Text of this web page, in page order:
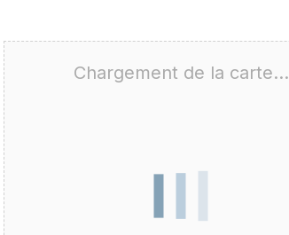
Chargement de la carte…